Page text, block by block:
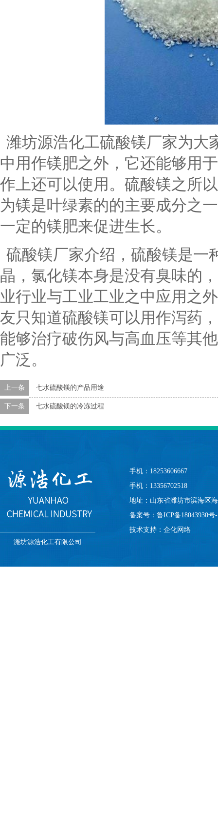
潍坊源浩化工硫酸镁厂家为大
中用作镁肥之外，它还能够用
作上还可以使用。硫酸镁之所
为镁是叶绿素的的主要成分之
一定的镁肥来促进生长。
硫酸镁厂家介绍， 硫酸镁是一
晶，氯化镁本身是没有臭味的
业行业与工业工业之中应用之
友只知道硫酸镁可以用作泻药
能够治疗破伤风与高血压等其
广泛。
上一条 七水硫酸镁的产品用途
下一条 七水硫酸镁的冷冻过程
潍坊源浩化工有限公司
手机：18253606667
手机：13356702518
地址：山东省潍坊市滨海区
备案号： 鲁ICP备18043930号
技术支持： 企化网络